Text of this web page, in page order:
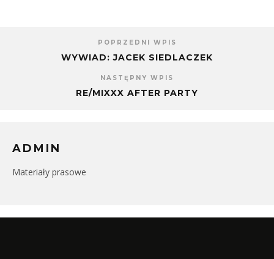
POPRZEDNI WPIS
WYWIAD: JACEK SIEDLACZEK
NASTĘPNY WPIS
RE/MIXXX AFTER PARTY
ADMIN
Materiały prasowe